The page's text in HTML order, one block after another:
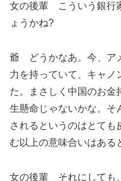
女の後輩 こういう銀行
ょうかね?
爺 どうかなあ。今、ア
力を持っていて、キャノ
た。まさしく中国のお金
生懸命じゃないかな。そ
されるというのはとても
む以上の意味合いはある
女の後輩 それにしても